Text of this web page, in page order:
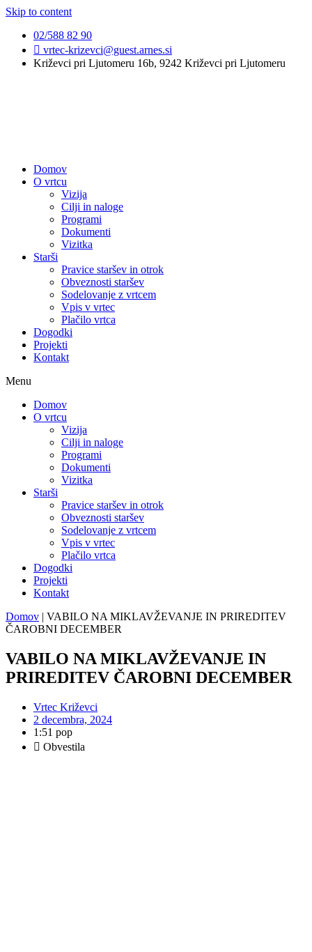
Skip to content
02/588 82 90
vrtec-krizevci@guest.arnes.si
Križevci pri Ljutomeru 16b, 9242 Križevci pri Ljutomeru
Domov
O vrtcu
Vizija
Cilji in naloge
Programi
Dokumenti
Vizitka
Starši
Pravice staršev in otrok
Obveznosti staršev
Sodelovanje z vrtcem
Vpis v vrtec
Plačilo vrtca
Dogodki
Projekti
Kontakt
Menu
Domov
O vrtcu
Vizija
Cilji in naloge
Programi
Dokumenti
Vizitka
Starši
Pravice staršev in otrok
Obveznosti staršev
Sodelovanje z vrtcem
Vpis v vrtec
Plačilo vrtca
Dogodki
Projekti
Kontakt
Domov | VABILO NA MIKLAVŽEVANJE IN PRIREDITEV
ČAROBNI DECEMBER
VABILO NA MIKLAVŽEVANJE IN
PRIREDITEV ČAROBNI DECEMBER
Vrtec Križevci
2 decembra, 2024
1:51 pop
Obvestila